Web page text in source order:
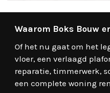
Waarom Boks Bouw
Of het nu gaat om het
vloer, een verlaagd
reparatie, timmerwerk,
een complete woning